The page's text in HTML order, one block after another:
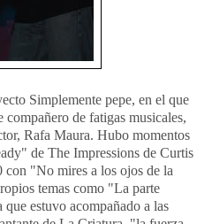
Simplemente pepe, en el que
de fatigas musicales,
Rafa Maura. Hubo momentos
de The Impressions de Curtis
con "No mires a los ojos de la
temas como "La parte
estuvo acompañado a las